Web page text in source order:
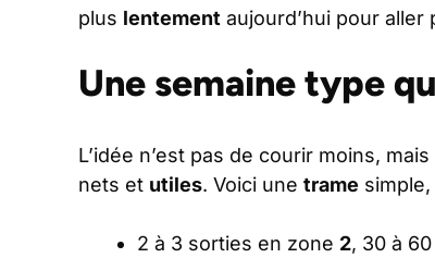
plus lentement aujourd’hui pour aller
Une semaine type
L’idée n’est pas de courir moins,
nets et utiles. Voici une trame
2 à 3 sorties en zone 2, 30 à 60